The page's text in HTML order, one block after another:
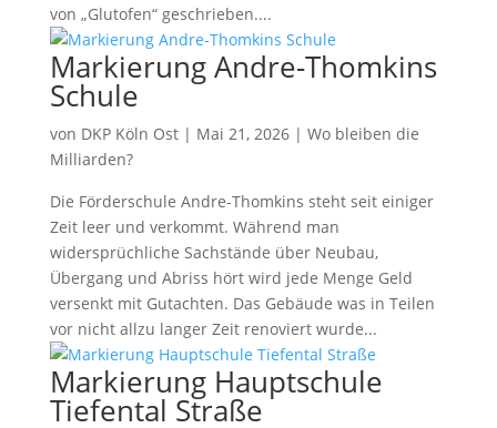
von „Glutofen“ geschrieben....
Markierung Andre-Thomkins
Schule
von DKP Köln Ost| Mai 21, 2026| Wo bleiben die
Milliarden?
Die Förderschule Andre-Thomkins steht seit einiger
Zeit leer und verkommt. Während man
widersprüchliche Sachstände über Neubau,
Übergang und Abriss hört wird jede Menge Geld
versenkt mit Gutachten. Das Gebäude was in Teilen
vor nicht allzu langer Zeit renoviert wurde...
Markierung Hauptschule
Tiefental Straße